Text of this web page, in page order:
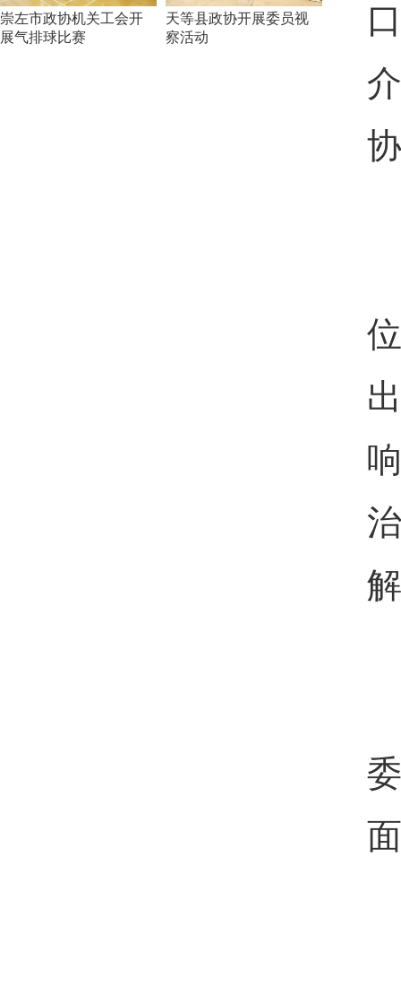
崇左市政协机关工会开
展气排球比赛
天等县政协开展委员视
察活动